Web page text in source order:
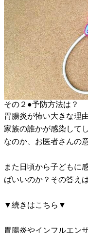
その２●予防方法は？
胃腸炎が怖い大きな理
家族の誰かが感染して
なのか、お医者さんの
また日頃から子どもに
ばいいのか？その答え
▼続きはこちら▼
胃腸炎やインフルエン